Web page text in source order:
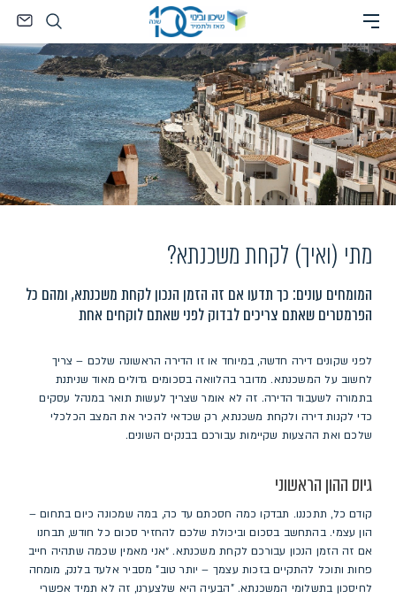
content
חיפוש
מתי (ואיך) לקחת משכנתא?
המומחים עונים: כך תדעו אם זה הזמן הנכון לקחת משכנתא, ומהם כל
הפרמטרים שאתם צריכים לבדוק לפני שאתם לוקחים אחת
לפני שקונים דירה חדשה, במיוחד או זו הדירה הראשונה שלכם – צריך
לחשוב על המשכנתא. מדובר בהלוואה בסכומים גדולים מאוד שניתנת
בתמורה לשעבוד הדירה. זה לא אומר שצריך לעשות תואר במנהל עסקים
כדי לקנות דירה ולקחת משכנתא, רק שכדאי להכיר את המצב הכלכלי
שלכם ואת ההצעות שקיימות עבורכם בבנקים השונים.
גיוס ההון הראשוני
​קודם כל, תתכננו. תבדקו כמה חסכתם עד כה, במה שמכונה כיום בתחום –
הון עצמי. בהתחשב בסכום וביכולת שלכם להחזיר סכום כל חודש, תבחנו
אם זה הזמן הנכון עבורכם לקחת משכנתא. ״אני מאמין שכמה שתהיה חייב
פחות ותוכל להתקיים בזכות עצמך – יותר טוב" מסביר אלעד בלנק, מומחה
לחיסכון בתשלומי המשכנתא. "הבעיה היא שלצערנו, זה לא תמיד אפשרי